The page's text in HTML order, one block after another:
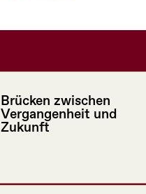
Brücken zwischen
Vergangenheit und
Zukunft